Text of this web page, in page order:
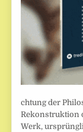
chtung der
Rekonstruktion
Werk,